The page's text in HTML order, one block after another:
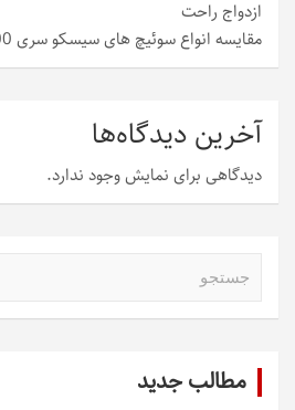
ازدواج راحت
مقایسه انواع سوئیچ های سیسکو سری 9300
آخرین دیدگاه‌ها
دیدگاهی برای نمایش وجود ندارد.
مطالب جدید